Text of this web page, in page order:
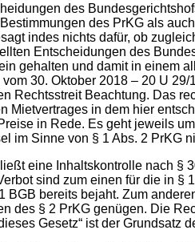
des
des PrKG als
indes nichts dafür, ob
Entscheidungen des
gehalten und damit in einem
30. Oktober 2018 – 20 U
Rechtsstreit Beachtung. Das
Mietvertrages in dem hier
in Rede. Es geht jeweils
im Sinne von § 1 Abs. 2 PrKG
eine Inhaltskontrolle nach
sind zum einen für die in
BGB bereits bejaht. Zum
des § 2 PrKG genügen. Die
Gesetz“ ist der Grundsatz